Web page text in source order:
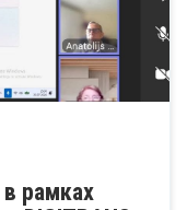
в рамках